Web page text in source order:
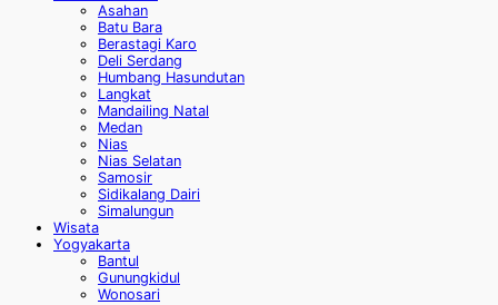
Asahan
Batu Bara
Berastagi Karo
Deli Serdang
Humbang Hasundutan
Langkat
Mandailing Natal
Medan
Nias
Nias Selatan
Samosir
Sidikalang Dairi
Simalungun
Wisata
Yogyakarta
Bantul
Gunungkidul
Wonosari